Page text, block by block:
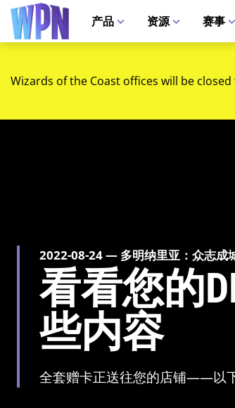
产品 资源 赛事
Wizards of the Coast offices will be
2022-08-24 — 多明纳里亚：众志成
看看您的
些内容
全套赠卡正送往您的店铺——以